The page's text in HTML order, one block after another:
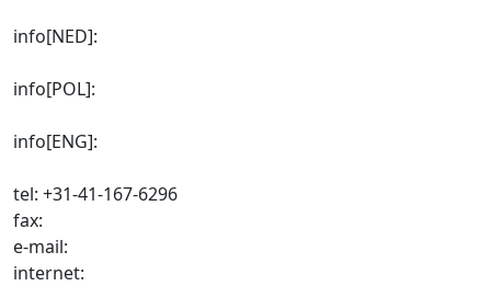
info[NED]:
info[POL]:
info[ENG]:
tel: +31-41-167-6296
fax:
e-mail:
internet: